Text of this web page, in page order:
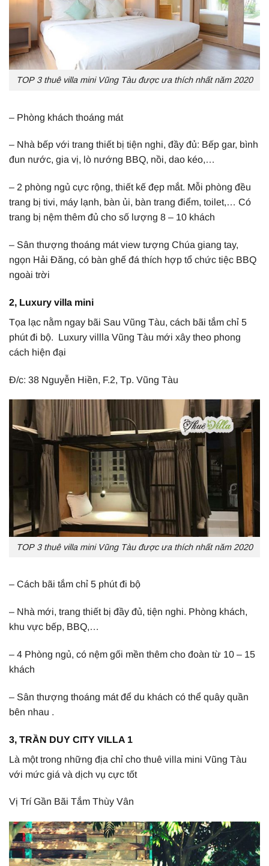
TOP 3 thuê villa mini Vũng Tàu được ưa thích nhất năm 2020
– Phòng khách thoáng mát
– Nhà bếp với trang thiết bị tiện nghi, đầy đủ: Bếp gar, bình
đun nước, gia vị, lò nướng BBQ, nồi, dao kéo,…
– 2 phòng ngủ cực rộng, thiết kế đẹp mắt. Mỗi phòng đều
trang bị tivi, máy lạnh, bàn ủi, bàn trang điểm, toilet,… Có
trang bị nệm thêm đủ cho số lượng 8 – 10 khách
– Sân thượng thoáng mát view tượng Chúa giang tay,
ngọn Hải Đăng, có bàn ghế đá thích hợp tổ chức tiệc BBQ
ngoài trời
2, Luxury villa mini
Tọa lạc nằm ngay bãi Sau Vũng Tàu, cách bãi tắm chỉ 5
phút đi bộ. Luxury villla Vũng Tàu mới xây theo phong
cách hiện đại
Đ/c: 38 Nguyễn Hiền, F.2, Tp. Vũng Tàu
TOP 3 thuê villa mini Vũng Tàu được ưa thích nhất năm 2020
– Cách bãi tắm chỉ 5 phút đi bộ
– Nhà mới, trang thiết bị đầy đủ, tiện nghi. Phòng khách,
khu vực bếp, BBQ,…
– 4 Phòng ngủ, có nệm gối mền thêm cho đoàn từ 10 – 15
khách
– Sân thượng thoáng mát để du khách có thể quây quần
bên nhau .
3, TRẦN DUY CITY VILLA 1
Là một trong những địa chỉ cho thuê villa mini Vũng Tàu
với mức giá và dịch vụ cực tốt
Vị Trí Gần Bãi Tắm Thùy Vân